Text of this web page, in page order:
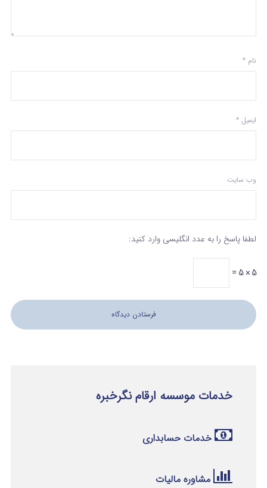
نام *
ایمیل *
وب‌ سایت
لطفا پاسخ را به عدد انگلیسی وارد کنید:
5 × 5 =
خدمات موسسه ارقام نگرخبره
خدمات حسابداری
مشاوره مالیات